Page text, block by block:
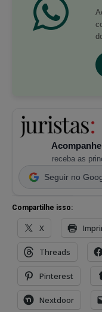
receba as
Seguir no
Compartilhe isso:
X
Threads
Pinterest
Nextdoor